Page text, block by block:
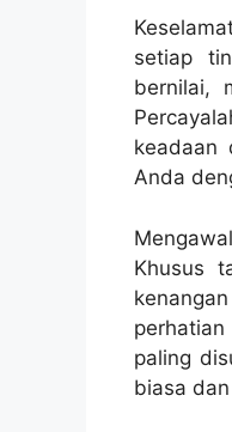
setiap
bernilai,
keadaan
Anda
Khusus
paling
biasa